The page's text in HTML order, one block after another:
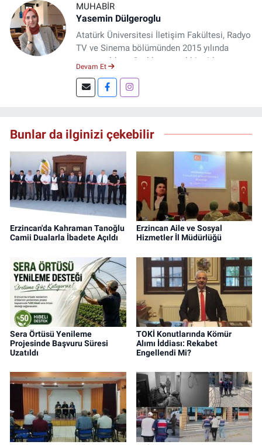
MUHABIR
Yasemin Dülgeroglu
Atatürk Üniversitesi İletişim Fakültesi, Radyo
TV ve Sinema bölümünden 2015 yılında
mezun oldum. 3 yıl kurumsal bir şirkette
DoğuGazetesi.com internet haber sitesinde
muhabirlik yapıyor ve içerik üretiyorum.
Devam Et
Bunlar da ilginizi çekebilir
Erzincan'da Kahraman Tanoğlu
Camii Dualarla İbadete Açıldı
Erzincan Aile ve Sosyal
Hizmetler İl Müdürlüğü
Sera Örtüsü Yenileme
Projesinde Başvuru Süresi
Uzatıldı
TOKİ Konutlarında Kömür
Alımı İddiası: Rekabet
Engellendi Mi?